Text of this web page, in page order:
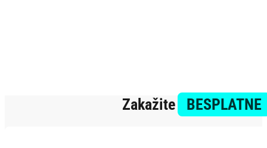
Zakažite BESPLATNE